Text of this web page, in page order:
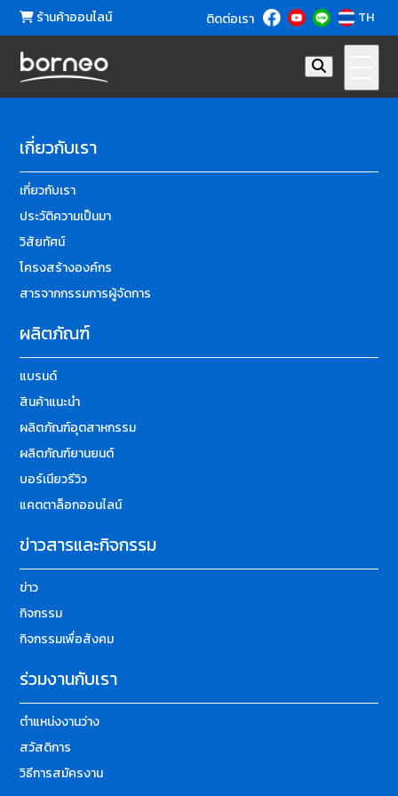
ร้านค้าออนไลน์ ติดต่อเรา TH
เกี่ยวกับเรา
เกี่ยวกับเรา
ประวัติความเป็นมา
วิสัยทัศน์
โครงสร้างองค์กร
สารจากกรรมการผู้จัดการ
ผลิตภัณฑ์
แบรนด์
สินค้าแนะนำ
ผลิตภัณฑ์อุตสาหกรรม
ผลิตภัณฑ์ยานยนต์
บอร์เนียวรีวิว
แคตตาล็อกออนไลน์
ข่าวสารและกิจกรรม
ข่าว
กิจกรรม
กิจกรรมเพื่อสังคม
ร่วมงานกับเรา
ตำแหน่งงานว่าง
สวัสดิการ
วิธีการสมัครงาน